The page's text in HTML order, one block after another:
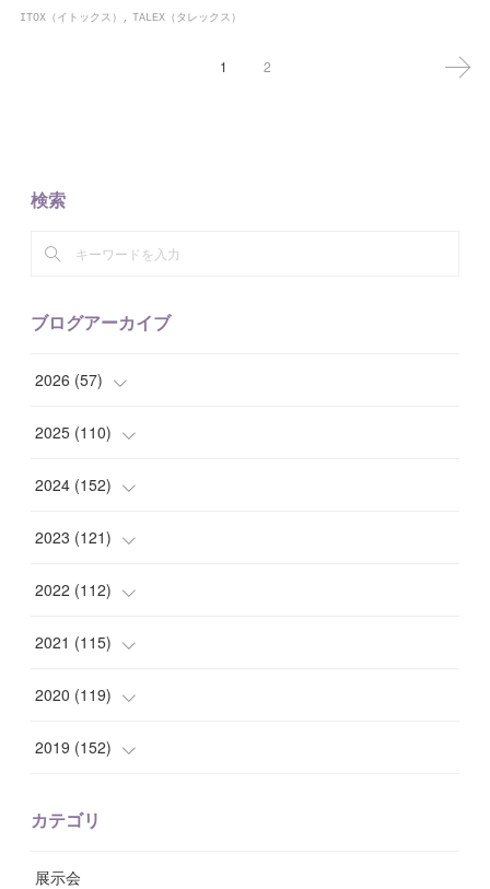
ITOX（イトックス） TALEX（タレックス）
1 2
検索
ブログアーカイブ
2026 (57)
( 1)
(10)
(9)
( 7 )
2025 (110)
(10)
(7)
( 8)
( 7 )
10)
9
2024 (152)
(14)
( 15)
( 11)
( 10)
11)
2023 (121)
( 12)
( 8)
( 8)
( 6)
2022 (112)
( 10)
( 7)
( 8)
2021 (115)
( 14)
(13)
2020 (119)
(7)
2019 (152)
カテゴリ
展示会